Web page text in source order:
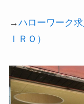
→ハローワーク
ＩＲＯ）